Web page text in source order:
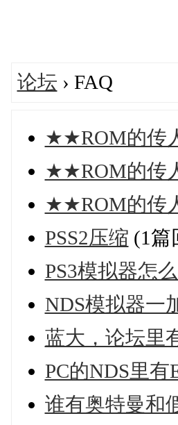
论坛 › FAQ
★★ROM的传
★★ROM的传
★★ROM的
PSS2压缩 (1篇
PS3模拟器怎
NDS模拟器一
蓝大，论坛里
PC的NDS里
谁有奥特曼和